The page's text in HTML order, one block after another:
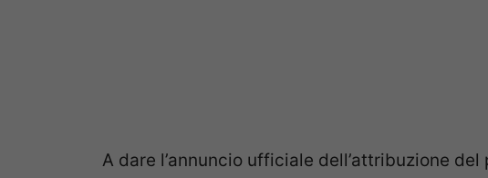
A dare l’annuncio ufficiale dell’attribuzione